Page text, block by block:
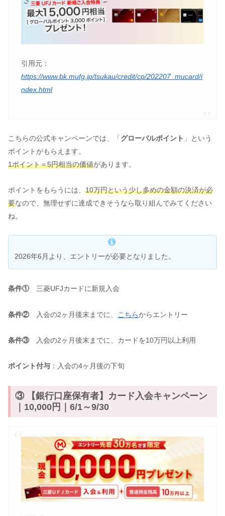
引用元：
https://www.bk.mufg.jp/tsukau/credit/cp/202207_mucard/i
ndex.html
こちらの公式キャンペーンでは、「 グローバルポイント 」という
ポイントがもらえます。
1ポイント＝5円相当の価値があります。
ポイントをもらうには、 10万円という少し多めの金額の決済が必
要なので、無理せずに達成できそうなら取り組んでみてください
ね。
2026年6月より、エントリーが必要となりました。
条件① 三菱UFJカードに新規入会
条件② 入会の2ヶ月後末までに、 こちらからエントリー
条件③ 入会の2ヶ月後末までに、カードを10万円以上利用
ポイント付与 ：入会の4ヶ月後の下旬
③ 【銀行口座保有者】カード入会キャンペーン
｜10,000円｜6/1～9/30